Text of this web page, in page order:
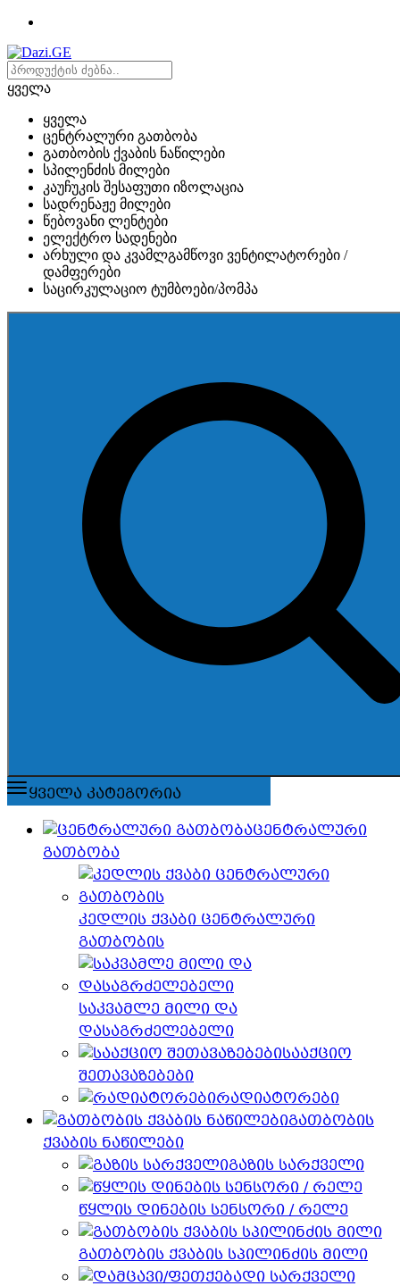
ყველა
ყველა
ცენტრალური გათბობა
გათბობის ქვაბის ნაწილები
სპილენძის მილები
კაუჩუკის შესაფუთი იზოლაცია
სადრენაჟე მილები
წებოვანი ლენტები
ელექტრო სადენები
არხული და კვამლგამწოვი ვენტილატორები /
დამფერები
საცირკულაციო ტუმბოები/პომპა
ყველა კატეგორია
ცენტრალური
გათბობა
კედლის ქვაბი ცენტრალური
გათბობის
საკვამლე მილი და
დასაგრძელებელი
სააქციო
შეთავაზებები
რადიატორები
გათბობის
ქვაბის ნაწილები
გაზის სარქველი
წყლის დინების სენსორი / რელე
გათბობის ქვაბის სპილინძის მილი